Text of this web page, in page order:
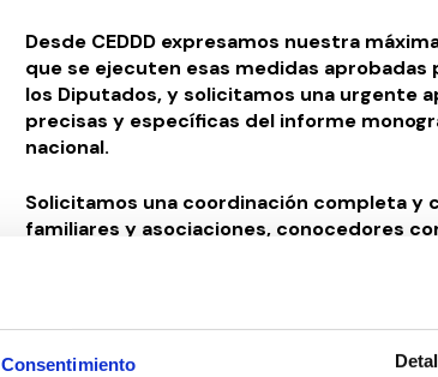
Consentimiento
Desde CEDDD expresamos nuestra
que se ejecuten esas medidas aprobadas
los Diputados, y solicitamos una urgente
precisas y específicas del informe
nacional.
Solicitamos una coordinación completa y
familiares y asociaciones, conocedores
Atendiendo, defendiendo y luchando por
contribuyen de forma incansable a